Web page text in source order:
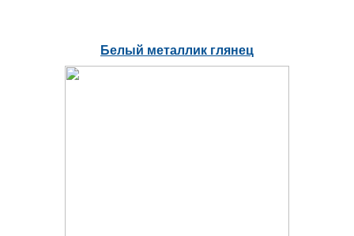
Белый металлик глянец